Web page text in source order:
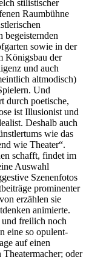
stilistischer
Raumbühne
begeisternden
sowie in der
Königsbau der
und auch
altmodisch)
Und
durch poetische,
ist Illusionist und
Deshalb auch
wie das
wie Theater“.
schafft, findet im
Auswahl
Szenenfotos
prominenter
erzählen sie
animierte.
und freilich noch
eine so opulent-
auf einen
oder